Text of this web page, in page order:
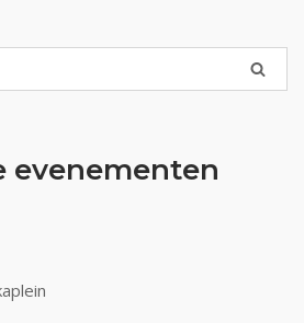
evenementen